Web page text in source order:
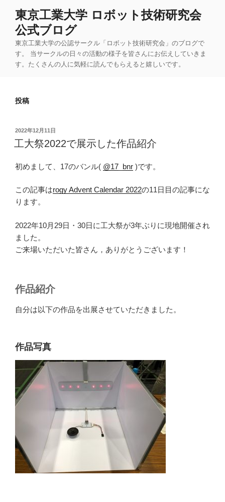
東京工業大学 ロボット技術研究会
公式ブログ
東京工業大学の公認サークル「ロボット技術研究会」のブログで
す。 当サークルの日々の活動の様子を皆さんにお伝えしていきま
す。たくさんの人に気軽に読んでもらえると嬉しいです。
投稿
投
稿
日:
2022年12月11日
工大祭2022で展示した作品紹介
初めまして、17のバンル( @17_bnr )です。
この記事はrogy Advent Calendar 2022の11日目の記事にな
ります。
2022年10月29日・30日に工大祭が3年ぶりに現地開催され
ました。
ご来場いただいた皆さん，ありがとうございます！
作品紹介
自分は以下の作品を出展させていただきました。
作品写真